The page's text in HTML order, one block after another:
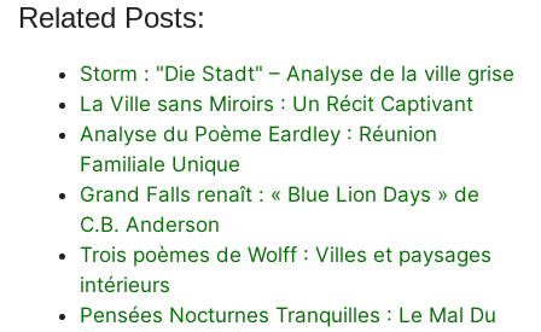
Related Posts:
Storm : "Die Stadt" – Analyse de la ville grise
La Ville sans Miroirs : Un Récit Captivant
Analyse du Poème Eardley : Réunion
Familiale Unique
Grand Falls renaît : « Blue Lion Days » de
C.B. Anderson
Trois poèmes de Wolff : Villes et paysages
intérieurs
Pensées Nocturnes Tranquilles : Le Mal Du